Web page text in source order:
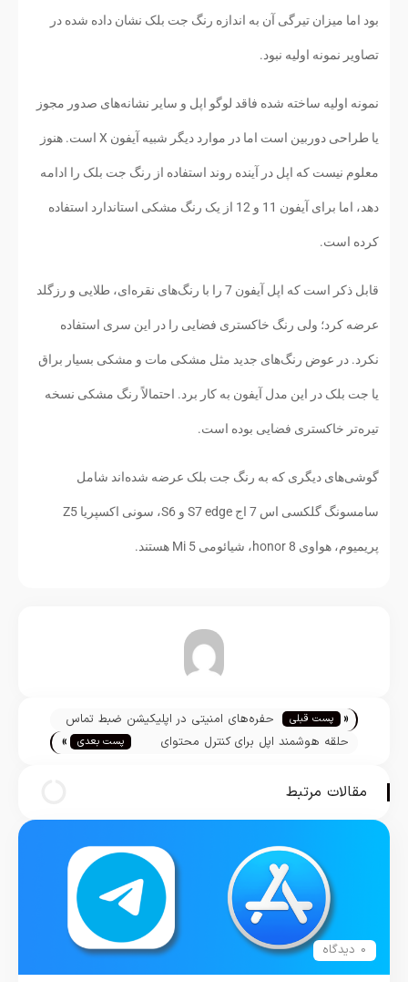
بود اما میزان تیرگی آن به اندازه رنگ جت بلک نشان داده شده در
تصاویر نمونه اولیه نبود.
نمونه اولیه ساخته شده فاقد لوگو اپل و سایر نشانه‌های صدور مجوز
یا طراحی دوربین است اما در موارد دیگر شبیه آیفون X است. هنوز
معلوم نیست که اپل در آینده روند استفاده از رنگ جت بلک را ادامه
دهد، اما برای آیفون 11 و 12 از یک رنگ مشکی استاندارد استفاده
کرده است.
قابل ذکر است که اپل آیفون 7 را با رنگ‌های نقره‌ای، طلایی و رزگلد
عرضه کرد؛ ولی رنگ خاکستری فضایی را در این سری استفاده
نکرد. در عوض رنگ‌های جدید مثل مشکی مات و مشکی بسیار براق
یا جت بلک در این مدل آیفون به کار برد. احتمالاً رنگ مشکی نسخه
تیره‌تر خاکستری فضایی بوده است.
گوشی‌های دیگری که به رنگ جت بلک عرضه شده‌اند شامل
سامسونگ گلکسی اس 7 اج S7 edge و S6، سونی اکسپریا Z5
پریمیوم، هواوی honor 8، شیائومی Mi 5 هستند.
تیم تحریریه « پست قبلی
حفره‌های امنیتی در اپلیکیشن ضبط تماس
آیفون باعث نگرانی کاربران شد
حلقه هوشمند اپل برای کنترل محتوای
می‌شود
پست بعدی »
مقالات مرتبط
0 دیدگاه